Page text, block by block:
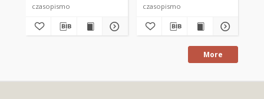
czasopismo czasopismo
More